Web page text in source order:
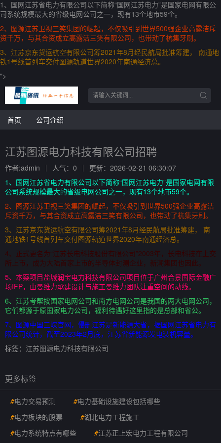
1、国网江苏省电力有限公司以下简称“国网江苏电力”是国家电网有限公
司系统规模最大的省级电网公司之一，现有13个地市59个。
2、图源江苏卫视三笑集团的崛起，不仅吸引到世界500强企业高露洁斥
资千万，与其合资成立高露洁三笑有限公司，也带动了杭集牙刷。
3、江苏京东货运航空有限公司筹2021年8月经民航局批准筹建， 南通地
铁1号线首列车交付图源轨道世界2020年南通经济总。
">
首页 公司介绍
江苏图源电力科技有限公司招聘
作者:admin 人气：0
更新：2026-02-21 06:30:07
1、国网江苏省电力有限公司以下简称“国网江苏电力”是国家电网有限
公司系统规模最大的省级电网公司之一，现有13个地市59个。
2、图源江苏卫视三笑集团的崛起，不仅吸引到世界500强企业高露洁
斥资千万，与其合资成立高露洁三笑有限公司，也带动了杭集牙刷。
3、江苏京东货运航空有限公司筹2021年8月经民航局批准筹建， 南
通地铁1号线首列车交付图源轨道世界2020年南通经济总。
4、正式更名为“江苏长电科技股份有限公司”2003年，长电科技在上交
所上市，成为大陆首家上市的半导体封测企业，新潮集团也因此。
5、本案项目盐城润宝电力科技有限公司项目位于广州合景国际金融广
场IFP，由曼维力承建设计与施工曼维力团队注重空间的动线。
6、江苏考帮按国家电网公司和南方电网公司是我国的两大电网公司，
它们都源于原国家电力公司，福利待遇好这里指的是总部和省公。
7、图源中国三峡官网，侵删江苏是新能源大省，据国网江苏省电力有
限公司统计，截至2023年2月底，江苏省新能源发电装机容量。
标签： 江苏图源电力科技有限公司
更多标签
#电力交易预测 #电力基础设施建设包括哪些
#电力板块的股票 #湖北电力工程施工
#电力系统特点有哪些 #江苏正上宏电力工程有限公司